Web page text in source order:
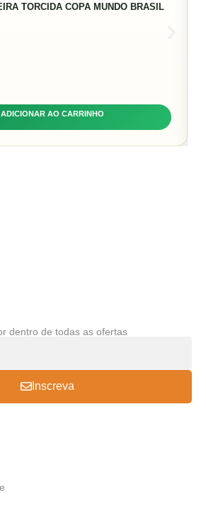
TORCIDA COPA MUNDO BRASIL
ADICIONAR AO CARRINHO
dentro de todas as ofertas
Inscreva